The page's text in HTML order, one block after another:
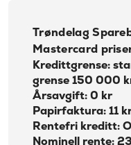
Trøndelag
Mastercard
Kredittgrense:
grense 150 000
Årsavgift: 0 kr
Papirfaktura: 11
Rentefri kreditt:
Nominell rente: